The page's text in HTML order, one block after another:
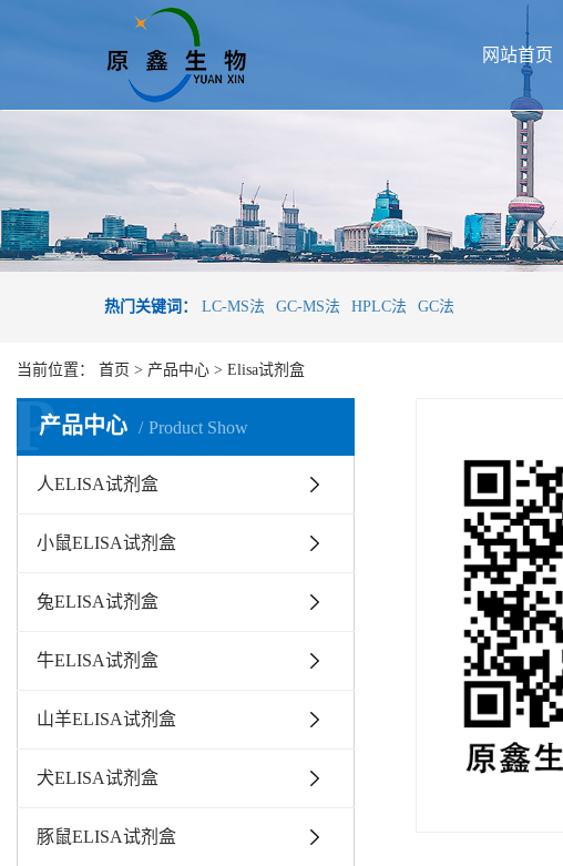
网站首页
热门关键词： LC-MS法 GC-MS法 HPLC法 GC法
当前位置： 首页 > 产品中心 > Elisa试剂盒
产品中心 Product Show
P
人ELISA试剂盒
小鼠ELISA试剂盒
兔ELISA试剂盒
牛ELISA试剂盒
山羊ELISA试剂盒
犬ELISA试剂盒
豚鼠ELISA试剂盒